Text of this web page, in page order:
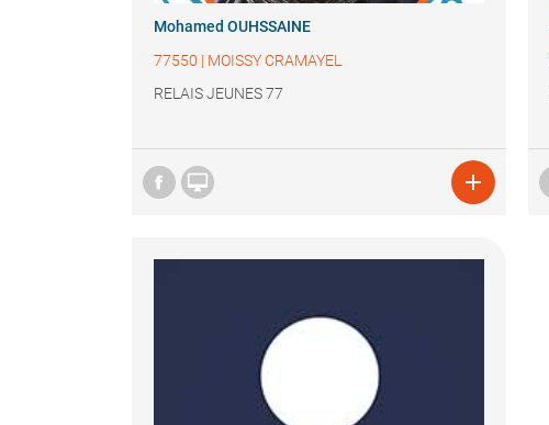
Mohamed OUHSSAINE
77550 | MOISSY CRAMAYEL
RELAIS JEUNES 77
 